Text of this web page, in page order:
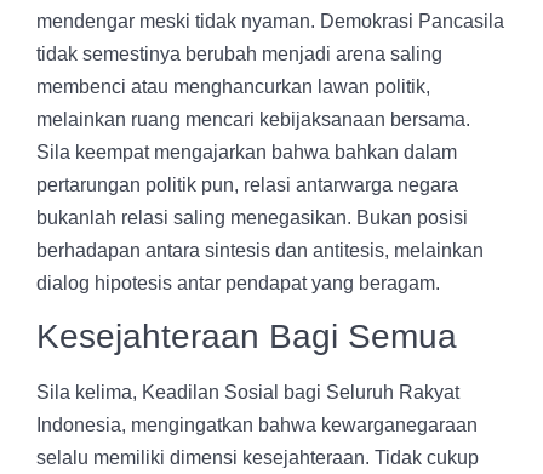
mendengar meski tidak nyaman. Demokrasi Pancasila
tidak semestinya berubah menjadi arena saling
membenci atau menghancurkan lawan politik,
melainkan ruang mencari kebijaksanaan bersama.
Sila keempat mengajarkan bahwa bahkan dalam
pertarungan politik pun, relasi antarwarga negara
bukanlah relasi saling menegasikan. Bukan posisi
berhadapan antara sintesis dan antitesis, melainkan
dialog hipotesis antar pendapat yang beragam.
Kesejahteraan Bagi Semua
Sila kelima, Keadilan Sosial bagi Seluruh Rakyat
Indonesia, mengingatkan bahwa kewarganegaraan
selalu memiliki dimensi kesejahteraan. Tidak cukup